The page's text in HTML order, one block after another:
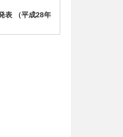
表 （平成28年